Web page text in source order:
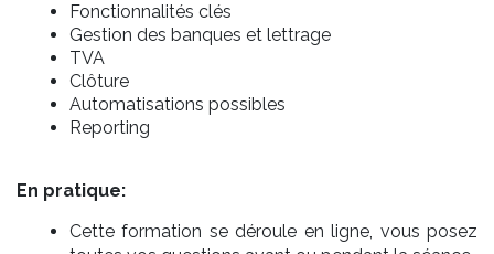
Fonctionnalités clés
Gestion des banques et lettrage
TVA
Clôture
Automatisations possibles
Reporting
En pratique:
Cette formation se déroule en ligne, vous posez